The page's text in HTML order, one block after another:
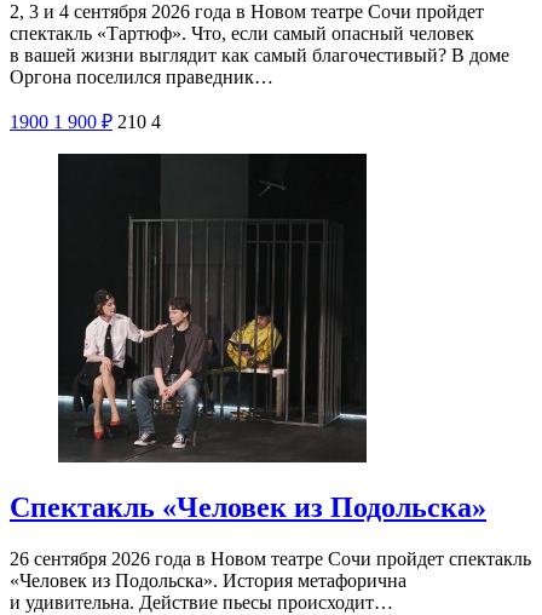
2, 3 и 4 сентября 2026 года в Новом театре Сочи пройдет
спектакль «Тартюф». Что, если самый опасный человек
в вашей жизни выглядит как самый благочестивый? В доме
Оргона поселился праведник…
1900 1 900 ₽ 210 4
Спектакль «Человек из Подольска»
26 сентября 2026 года в Новом театре Сочи пройдет спектакль
«Человек из Подольска». История метафорична
и удивительна. Действие пьесы происходит…